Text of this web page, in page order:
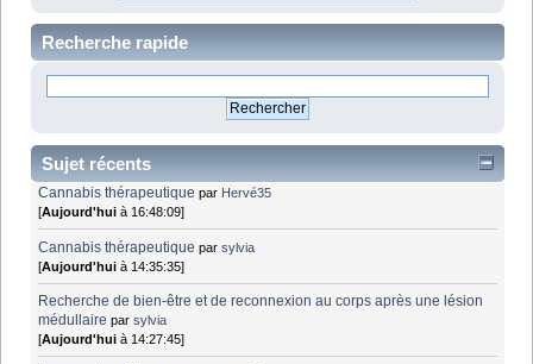
Recherche rapide
Sujet récents
Cannabis thérapeutique par Hervé35
[Aujourd'hui à 16:48:09]
Cannabis thérapeutique parsylvia
[Aujourd'hui à 14:35:35]
Recherche de bien-être et de reconnexion au corps après une lésion
médullaire parsylvia
[Aujourd'hui à 14:27:45]